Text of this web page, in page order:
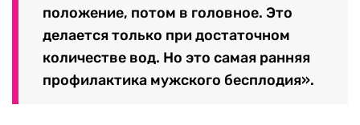
положение, потом в головное. Это
делается только при достаточном
количестве вод. Но это самая ранняя
профилактика мужского бесплодия».